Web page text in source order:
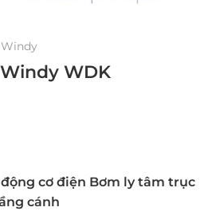
WDK
cơ điện Bơm ly tâm trục
cánh